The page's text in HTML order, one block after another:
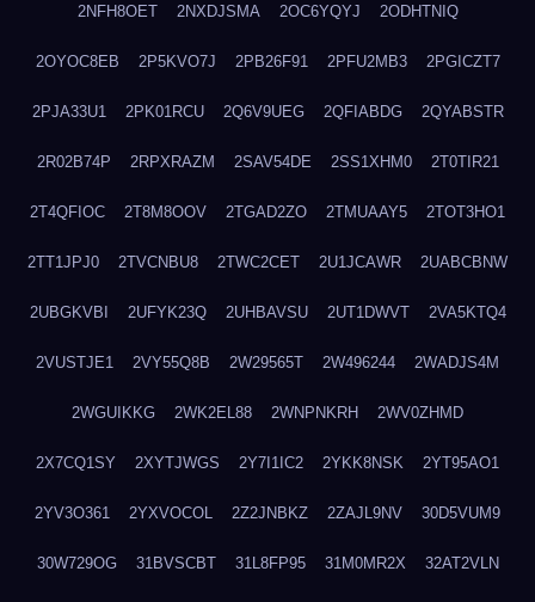
2NFH8OET 2NXDJSMA 2OC6YQYJ 2ODHTNIQ
2OYOC8EB 2P5KVO7J 2PB26F91 2PFU2MB3 2PGICZT7
2PJA33U1 2PK01RCU 2Q6V9UEG 2QFIABDG 2QYABSTR
2R02B74P 2RPXRAZM 2SAV54DE 2SS1XHM0 2T0TIR21
2T4QFIOC 2T8M8OOV 2TGAD2ZO 2TMUAAY5 2TOT3HO1
2TT1JPJ0 2TVCNBU8 2TWC2CET 2U1JCAWR 2UABCBNW
2UBGKVBI 2UFYK23Q 2UHBAVSU 2UT1DWVT 2VA5KTQ4
2VUSTJE1 2VY55Q8B 2W29565T 2W496244 2WADJS4M
2WGUIKKG 2WK2EL88 2WNPNKRH 2WV0ZHMD
2X7CQ1SY 2XYTJWGS 2Y7I1IC2 2YKK8NSK 2YT95AO1
2YV3O361 2YXVOCOL 2Z2JNBKZ 2ZAJL9NV 30D5VUM9
30W729OG 31BVSCBT 31L8FP95 31M0MR2X 32AT2VLN